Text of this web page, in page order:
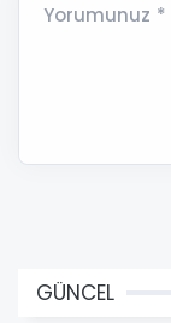
Yorumunuz *
GÜNCEL